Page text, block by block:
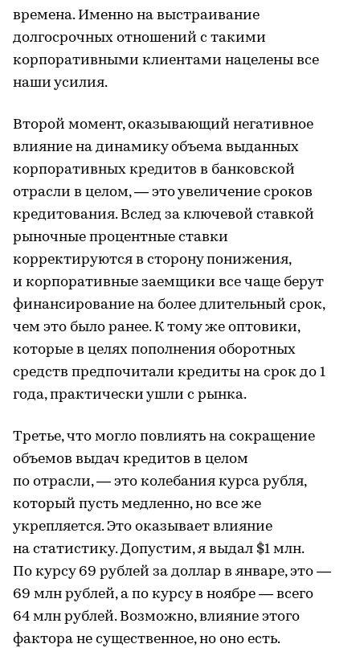
времена. Именно на выстраивание
долгосрочных отношений с такими
корпоративными клиентами нацелены все
наши усилия.
Второй момент, оказывающий негативное
влияние на динамику объема выданных
корпоративных кредитов в банковской
отрасли в целом, — это увеличение сроков
кредитования. Вслед за ключевой ставкой
рыночные процентные ставки
корректируются в сторону понижения,
и корпоративные заемщики все чаще берут
финансирование на более длительный срок,
чем это было ранее. К тому же оптовики,
которые в целях пополнения оборотных
средств предпочитали кредиты на срок до 1
года, практически ушли с рынка.
Третье, что могло повлиять на сокращение
объемов выдач кредитов в целом
по отрасли, — это колебания курса рубля,
который пусть медленно, но все же
укрепляется. Это оказывает влияние
на статистику. Допустим, я выдал $1 млн.
По курсу 69 рублей за доллар в январе, это —
69 млн рублей, а по курсу в ноябре — всего
64 млн рублей. Возможно, влияние этого
фактора не существенное, но оно есть.